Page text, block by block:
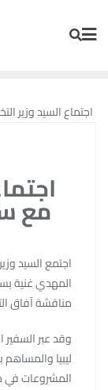
مع
اجتمع السيد
المهدي غنية
مناقشة آفاق
وقد عبر السفير
ليبيا
المشروعات في